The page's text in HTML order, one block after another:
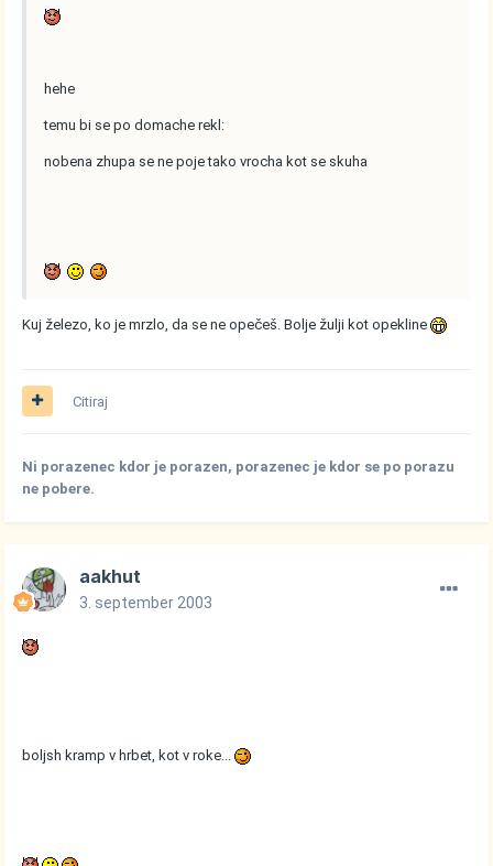
hehe
temu bi se po domache rekl:
nobena zhupa se ne poje tako vrocha kot se skuha
Kuj železo, ko je mrzlo, da se ne opečeš. Bolje žulji kot opekline
Citiraj
Ni porazenec kdor je porazen, porazenec je kdor se po porazu
ne pobere.
aakhut
3. september 2003
boljsh kramp v hrbet, kot v roke...